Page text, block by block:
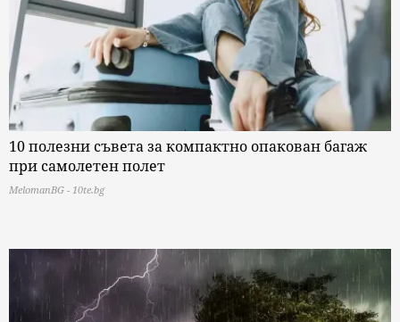
10 полезни съвета за компактно опакован багаж
при самолетен полет
MelomanBG - 10te.bg